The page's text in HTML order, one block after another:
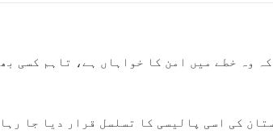
وہ خطے میں امن کا خواہاں ہے، تاہم کسی
کی اسی پالیسی کا تسلسل قرار دیا جا